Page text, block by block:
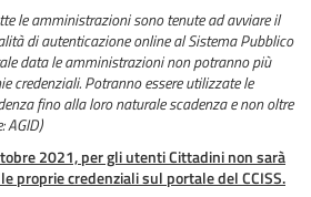
le amministrazioni sono tenute ad avviare il
di autenticazione online al Sistema Pubblico
data le amministrazioni non potranno più
credenziali. Potranno essere utilizzate le
fino alla loro naturale scadenza e non oltre
AGID)
2021, per gli utenti Cittadini non sarà
proprie credenziali sul portale del CCISS.